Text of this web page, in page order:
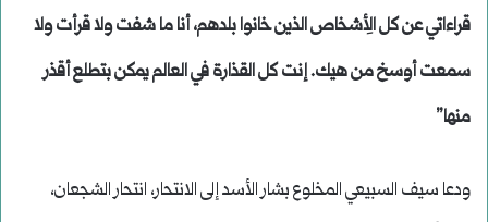
قراءاتي عن كل الِأشخاص الذين خانوا بلدهم، أنا ما شفت ولا قرأت ولا
سمعت أوسخ من هيك. إنت كل القذارة في العالم يمكن بتطلع أقذر
منها”
ودعا سيف السبيعي المخلوع بشار الأسد إلى الانتحار، انتحار الشجعان،